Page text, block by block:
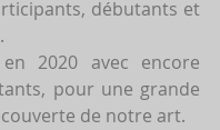
débutants et
en 2020 avec encore
pour une grande
de notre art.